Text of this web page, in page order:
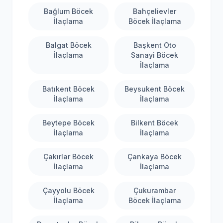
Bağlum Böcek
İlaçlama
Bahçelievler
Böcek İlaçlama
Balgat Böcek
İlaçlama
Başkent Oto
Sanayi Böcek
İlaçlama
Batıkent Böcek
İlaçlama
Beysukent Böcek
İlaçlama
Beytepe Böcek
İlaçlama
Bilkent Böcek
İlaçlama
Çakırlar Böcek
İlaçlama
Çankaya Böcek
İlaçlama
Çayyolu Böcek
İlaçlama
Çukurambar
Böcek İlaçlama